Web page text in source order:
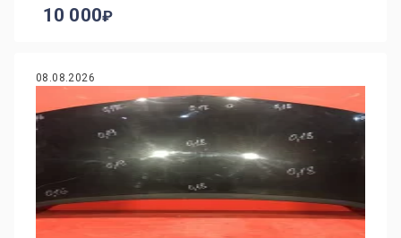
10 000
08.08.2026